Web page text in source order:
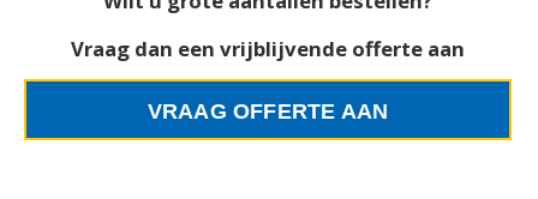
Vraag dan een vrijblijvende offerte aan
VRAAG OFFERTE AAN